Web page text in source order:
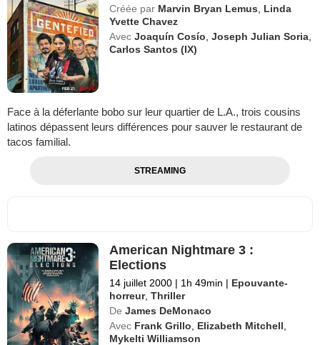
Créée par Marvin Bryan Lemus
Linda
Yvette Chavez
Avec Joaquín Cosío ,Joseph Julian Soria
Carlos Santos (IX)
Face à la déferlante bobo sur leur quartier de L.A., trois cousins
latinos dépassent leurs différences pour sauver le restaurant de
tacos familial.
STREAMING
American Nightmare 3 :
Elections
14 juillet 2000 | 1h 49min | Epouvante-
horreur,Thriller
De James DeMonaco
Avec Frank Grillo Elizabeth Mitchell
Mykelti Williamson